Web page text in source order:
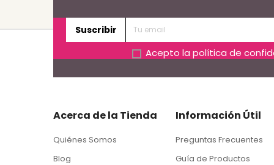
Suscribir
Acepto la política de
Acerca de la Tienda
Quiénes Somos
Blog
Información Útil
Preguntas Frecuentes
Guía de Productos